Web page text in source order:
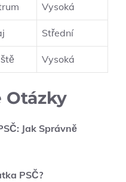
Vysoká
Střední
Vysoká
Otázky
Jak Správně
PSČ?